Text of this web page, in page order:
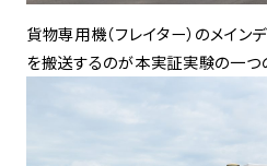
貨物専用機（フレイター）のメイ
を搬送するのが本実証実験の一つ